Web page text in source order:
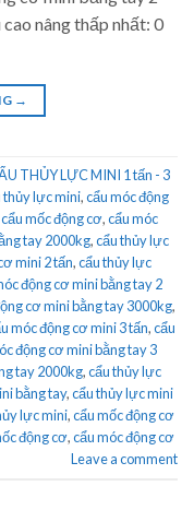
nâng thấp nhất: 0
→
THỦY LỰC MINI 1 tấn - 3
thủy lực mini,cẩu móc động
mốc động cơ,cẩu móc
tay 2000kg,cẩu thủy lực
mini 2 tấn,cẩu thủy lực
động cơ mini bằng tay 2
cơ mini bằng tay 3000kg,
móc động cơ mini 3 tấn,cẩu
động cơ mini bằng tay 3
tay 2000kg,cẩu thủy lực
bằng tay,cẩu thủy lực mini
lực mini,cẩu mốc động cơ
động cơ,cẩu móc động cơ
Leave a comment